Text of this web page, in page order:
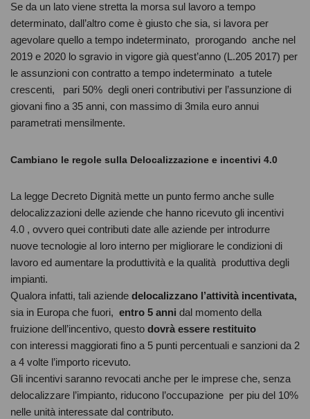
Se da un lato viene stretta la morsa sul lavoro a tempo
determinato, dall’altro come è giusto che sia, si lavora per
agevolare quello a tempo indeterminato, prorogando anche nel
2019 e 2020 lo sgravio in vigore già quest’anno (L.205 2017) per
le assunzioni con contratto a tempo indeterminato a tutele
crescenti, pari 50% degli oneri contributivi per l’assunzione di
giovani fino a 35 anni, con massimo di 3mila euro annui
parametrati mensilmente.
Cambiano le regole sulla Delocalizzazione e incentivi 4.0
La legge Decreto Dignità mette un punto fermo anche sulle
delocalizzazioni delle aziende che hanno ricevuto gli incentivi
4.0 , ovvero quei contributi date alle aziende per introdurre
nuove tecnologie al loro interno per migliorare le condizioni di
lavoro ed aumentare la produttività e la qualità produttiva degli
impianti.
Qualora infatti, tali aziende delocalizzano l’attività incentivata,
sia in Europa che fuori, entro 5 anni dal momento della
fruizione dell’incentivo, questo dovrà essere restituito
con interessi maggiorati fino a 5 punti percentuali e sanzioni da 2
a 4 volte l’importo ricevuto.
Gli incentivi saranno revocati anche per le imprese che, senza
delocalizzare l’impianto, riducono l’occupazione per piu del 10%
nelle unità interessate dal contributo.